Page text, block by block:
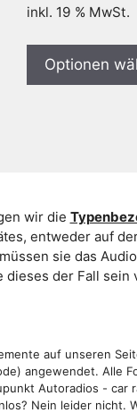
inkl. 19 % MwSt.
Optionen
wir die
entweder auf
sie das
der Fall
auf unseren
angewendet. Alle
Autoradios -
Nein leider nicht.